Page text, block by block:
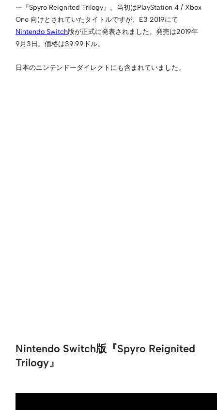
ー『Spyro Reignited Trilogy』。当初はPlayStation 4 / Xbox
One 向けとされていたタイトルですが、E3 2019にて
Nintendo Switch版が正式に発表されました。発売は2019年
9月3日。価格は39.99ドル。
日本のニンテンドーダイレクトにも含まれていました。
Nintendo Switch版『Spyro Reignited
Trilogy』